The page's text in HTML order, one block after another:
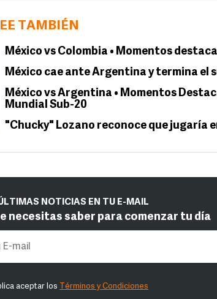
TAMBIÉN
México vs Colombia • Momentos
México cae ante Argentina y termina el
México vs Argentina • Momentos
Mundial Sub-20
"Chucky" Lozano reconoce que jugaría
NOTICIAS EN TU E-MAIL
necesitas saber para comenzar tu día
aceptar los Términos y Condiciones